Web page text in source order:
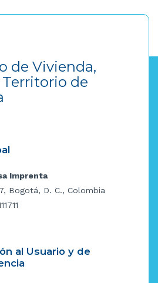
de Vivienda,
de
Imprenta
Bogotá, D. C., Colombia
al Usuario y de